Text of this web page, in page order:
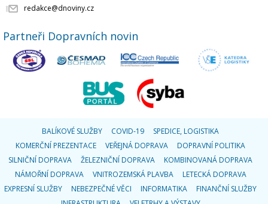
redakce@dnoviny.cz
Partneři Dopravních novin
BALÍKOVÉ SLUŽBY COVID-19
SPEDICE, LOGISTIKA
KOMERČNÍ PREZENTACE
VEŘEJNÁ DOPRAVA
DOPRAVNÍ POLITIKA
SILNIČNÍ DOPRAVA
ŽELEZNIČNÍ DOPRAVA
KOMBINOVANÁ DOPRAVA
NÁMOŘNÍ DOPRAVA
VNITROZEMSKÁ PLAVBA
LETECKÁ DOPRAVA
EXPRESNÍ SLUŽBY
NEBEZPEČNÉ VĚCI INFORMATIKA
FINANČNÍ SLUŽBY